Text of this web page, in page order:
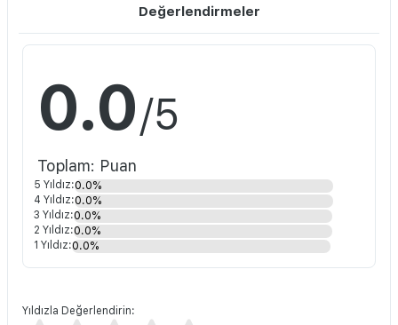
Değerlendirmeler
0.0/5
Toplam: Puan
5 Yıldız:0.0%
4 Yıldız:0.0%
3 Yıldız:0.0%
2 Yıldız:0.0%
1 Yıldız:0.0%
Yıldızla Değerlendirin: